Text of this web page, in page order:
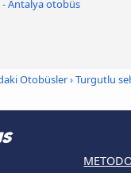
- Antalya otobüs
Otobüsler›Turgutlu